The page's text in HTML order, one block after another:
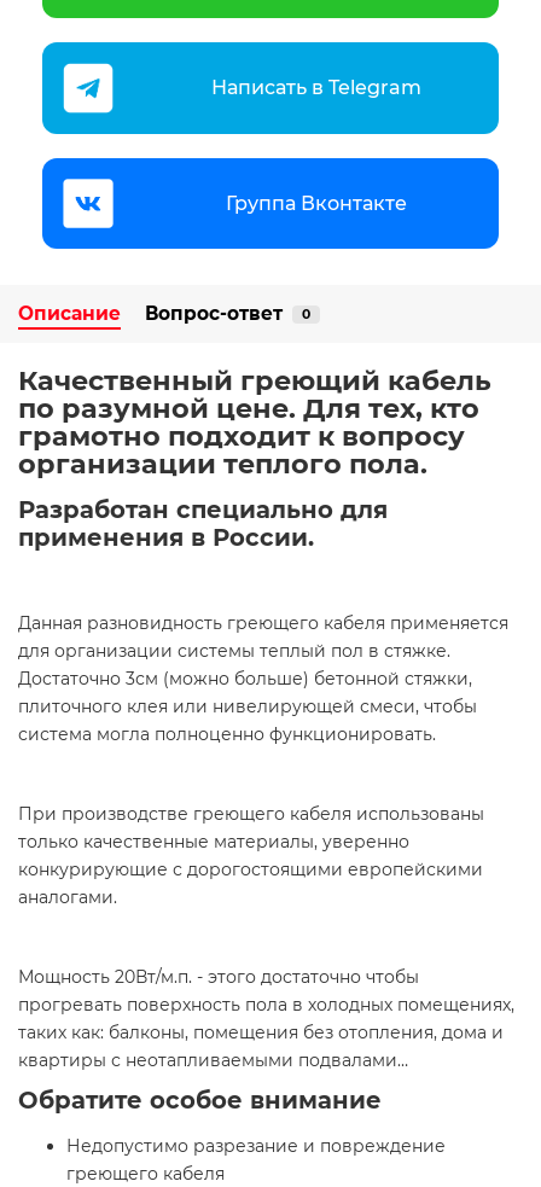
Написать в Telegram
Группа Вконтакте
Описание Вопрос-ответ 0
Качественный греющий кабель
по разумной цене. Для тех, кто
грамотно подходит к вопросу
организации теплого пола.
Разработан специально для
применения в России.
Данная разновидность греющего кабеля применяется
для организации системы теплый пол в стяжке.
Достаточно 3см (можно больше) бетонной стяжки,
плиточного клея или нивелирующей смеси, чтобы
система могла полноценно функционировать.
При производстве греющего кабеля использованы
только качественные материалы, уверенно
конкурирующие с дорогостоящими европейскими
аналогами.
Мощность 20Вт/м.п. - этого достаточно чтобы
прогревать поверхность пола в холодных помещениях,
таких как: балконы, помещения без отопления, дома и
квартиры с неотапливаемыми подвалами…
Обратите особое внимание
Недопустимо разрезание и повреждение
греющего кабеля